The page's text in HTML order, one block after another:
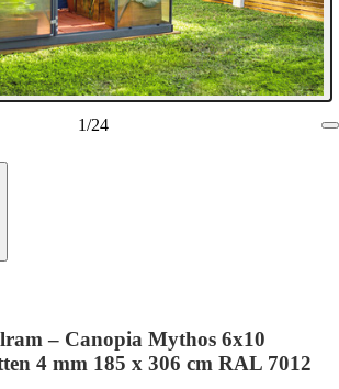
1/24
– Canopia Mythos 6x10
4 mm 185 x 306 cm RAL 7012